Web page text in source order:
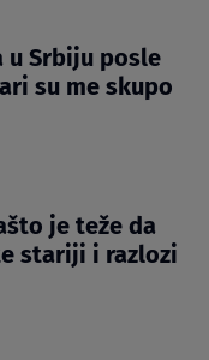
u Srbiju posle
su me skupo
je teže da
stariji i razlozi